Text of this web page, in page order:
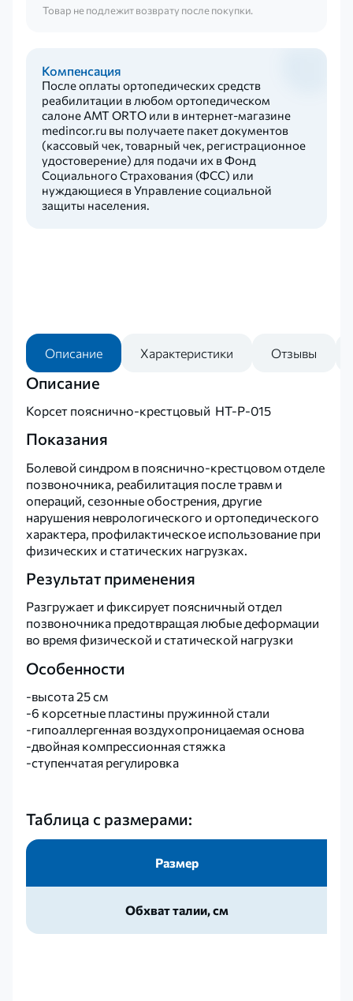
Компенсация
После оплаты ортопедических средств
реабилитации в любом ортопедическом
салоне AMT ORTO или в интернет-магазине
medincor.ru вы получаете пакет документов
(кассовый чек, товарный чек, регистрационное
удостоверение) для подачи их в Фонд
Социального Страхования (ФСС) или
нуждающиеся в Управление социальной
защиты населения.
Товар не подлежит возврату после покупки.
Описание Характеристики Отзывы
Описание
Корсет пояснично-крестцовый НТ-Р-015
Показания
Болевой синдром в пояснично-крестцовом отделе
позвоночника, реабилитация после травм и
операций, сезонные обострения, другие
нарушения неврологического и ортопедического
характера, профилактическое использование при
физических и статических нагрузках.
Результат применения
Разгружает и фиксирует поясничный отдел
позвоночника предотвращая любые деформации
во время физической и статической нагрузки
Особенности
-высота 25 см
-6 корсетные пластины пружинной стали
-гипоаллергенная воздухопроницаемая основа
-двойная компрессионная стяжка
-ступенчатая регулировка
Таблица с размерами:
Размер
Обхват талии, см